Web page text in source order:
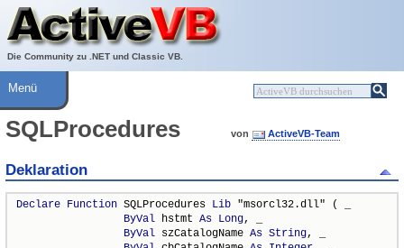
Die Community zu .NET und Classic VB.
Über ActiveVB
Hilfe
Menü
SQLProcedures von ActiveVB-Team
Deklaration
Declare Function SQLProcedures Lib "msorcl32.dll" ( _
ByVal hstmt As Long, _
ByVal szCatalogName As String, _